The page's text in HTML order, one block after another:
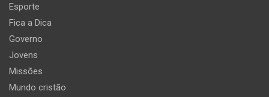
Esporte
Fica a Dica
Governo
Jovens
Missões
Mundo cristão